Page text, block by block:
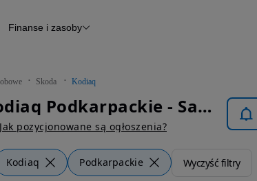
Raport z inspekcji
Otomoto News
Finanse i zasoby
Skoda Kodiaq
Skoda Kodiaq Podkarpackie - Samochody Osobowe
Jak pozycjonowane są ogłoszenia?
Kodiaq Podkarpackie Wyczyść filtry